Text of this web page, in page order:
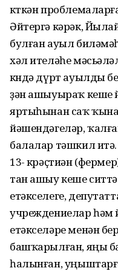
көткән
Әйтергә кәрәк,
булған ауыл
хәл ителәһе
көндә дүрт ауылды
ҙән ашыуыраҡ кеше
яртыһынан саҡ ҡына
йәшендәгеләр,
балалар тәшкил
13-ө крәҫтиән
тан ашыу кеше ситтә
етәкселеге,
учреждениелар
етәкселәре менән
башҡарылған, яңы
һалынған,